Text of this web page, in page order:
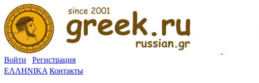
Войти
Регистрация
ΕΛΛΗΝΙΚΑ Контакты